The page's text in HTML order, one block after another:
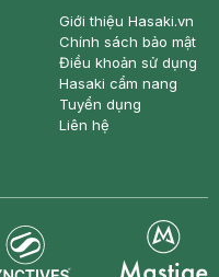
Giới thiệu Hasaki.vn
Chính sách bảo mật
Điều khoản sử dụng
Hasaki cẩm nang
Tuyển dụng
Liên hệ